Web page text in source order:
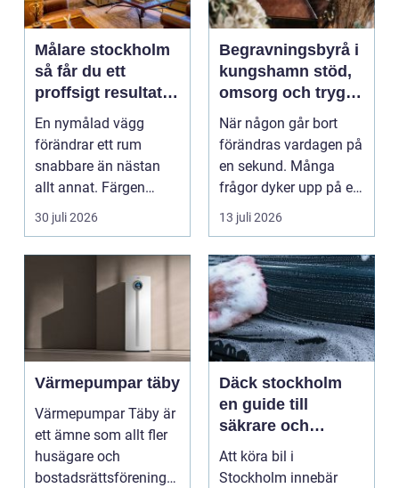
Målare stockholm
så får du ett
proffsigt resultat
hemma
En nymålad vägg
förändrar ett rum
snabbare än nästan
allt annat. Färgen
påverkar hur vi
upplever lju...
30 juli 2026
Begravningsbyrå i
kungshamn stöd,
omsorg och trygg
vägledning
När någon går bort
förändras vardagen på
en sekund. Många
frågor dyker upp på en
gång: Vad händer nu...
13 juli 2026
Värmepumpar täby
Värmepumpar Täby är
ett ämne som allt fler
husägare och
bostadsrättsföreningar
Däck stockholm
en guide till
säkrare och
smartare däckval i
storstan
Att köra bil i
Stockholm innebär